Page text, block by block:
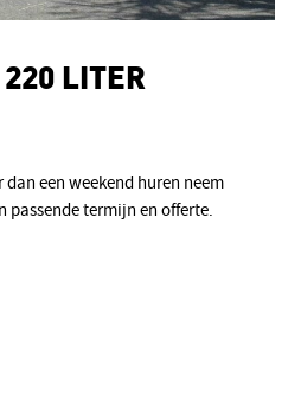
LITER
een weekend huren neem
passende termijn en offerte.